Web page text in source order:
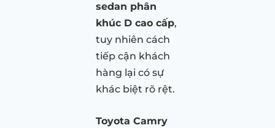
sedan phân
khúc D cao cấp,
tuy nhiên cách
tiếp cận khách
hàng lại có sự
khác biệt rõ rệt.
Toyota Camry